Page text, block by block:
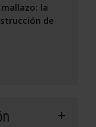
mallazo: la
de